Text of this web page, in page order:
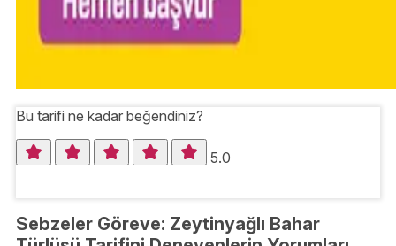
Bu tarifi ne kadar beğendiniz?
5.0
Sebzeler Göreve: Zeytinyağlı Bahar